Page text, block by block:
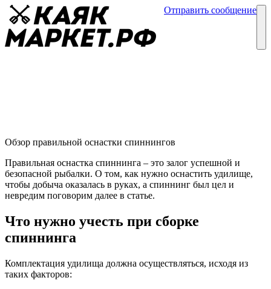
Отправить сообщение
Обзор правильной оснастки спиннингов
Правильная оснастка спиннинга – это залог успешной и
безопасной рыбалки. О том, как нужно оснастить удилище,
чтобы добыча оказалась в руках, а спиннинг был цел и
невредим поговорим далее в статье.
Что нужно учесть при сборке
спиннинга
Комплектация удилища должна осуществляться, исходя из
таких факторов: